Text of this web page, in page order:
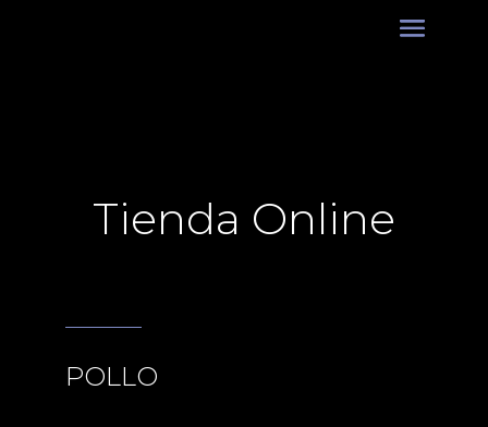
Tienda Online
POLLO